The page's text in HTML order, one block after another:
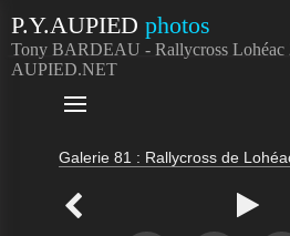
P.Y.AUPIED photos
Tony BARDEAU - Rallycross Lohéac
AUPIED.NET

Galerie 81 : Rallycross de
 